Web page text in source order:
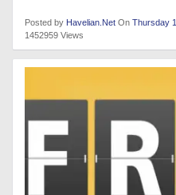
Posted by Havelian.Net On Thursday
1452959 Views